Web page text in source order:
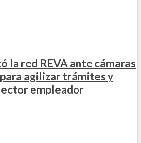
la red REVA ante cámaras
agilizar trámites y
empleador